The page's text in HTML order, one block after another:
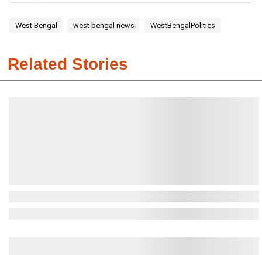
West Bengal west bengal news WestBengalPolitics
Related Stories